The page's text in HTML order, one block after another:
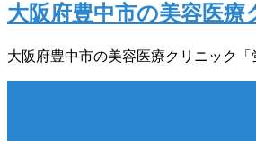
大阪府豊中市の美容医
大阪府豊中市の美容医療クリニック